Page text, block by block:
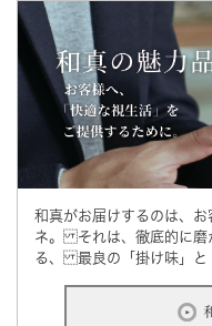
和真がお届けするのは、
ネ。 それは、徹底的に磨
る、 最良の「掛け味」と